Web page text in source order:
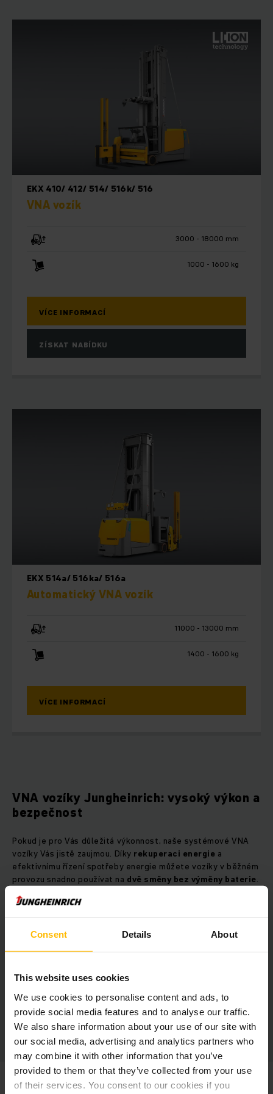
Consent Details About
This website uses cookies
We use cookies to personalise content and ads, to
provide social media features and to analyse our traffic.
We also share information about your use of our site with
our social media, advertising and analytics partners who
may combine it with other information that you’ve
provided to them or that they’ve collected from your use
of their services. You consent to our cookies if you
EKX 410/ 412/ 514/ 516k/ 516
VNA vozík
3000 - 18000 mm
1000 - 1600 kg
VÍCE INFORMACÍ
ZÍSKAT NABÍDKU
EKX 514a/ 516ka/ 516a
Automatický VNA vozík
11000 - 13000 mm
1400 - 1600 kg
VÍCE INFORMACÍ
VNA vozíky Jungheinrich: vysoký výkon a
bezpečnost
Pokud je pro Vás důležitá výkonnost, naše systémové VNA
vozíky Vás jistě zaujmou. Díky rekuperaci energie a
efektivnímu řízení spotřeby energie můžete vozíky v běžném
provozu snadno používat na dvě směny bez výměny baterie.
zaměstnancům velkoryse dimenzované pracoviště. Velké
odkládací plochy a dobrý výhled usnadní práci stejně jako
ovládací panel s nastavením výšky a sklonu. Všechny stroje
splňují nejvyšší bezpečnostní požadavky.
Výhody systémového skladu
Potřebujete více regálových pozic pro Vaše palety? Se
systémovým vozíkem využijete plochu efektivněji!